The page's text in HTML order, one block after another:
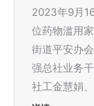
2023年9月
位药物滥用
街道平安办
强总社业务
社工金慧娟